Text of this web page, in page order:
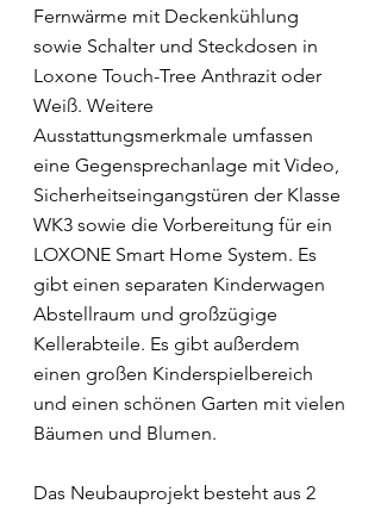
Fernwärme mit Deckenkühlung
sowie Schalter und Steckdosen in
Loxone Touch-Tree Anthrazit oder
Weiß. Weitere
Ausstattungsmerkmale umfassen
eine Gegensprechanlage mit Video,
Sicherheitseingangstüren der Klasse
WK3 sowie die Vorbereitung für ein
LOXONE Smart Home System. Es
gibt einen separaten Kinderwagen
Abstellraum und großzügige
Kellerabteile. Es gibt außerdem
einen großen Kinderspielbereich
und einen schönen Garten mit vielen
Bäumen und Blumen.
Das Neubauprojekt besteht aus 2